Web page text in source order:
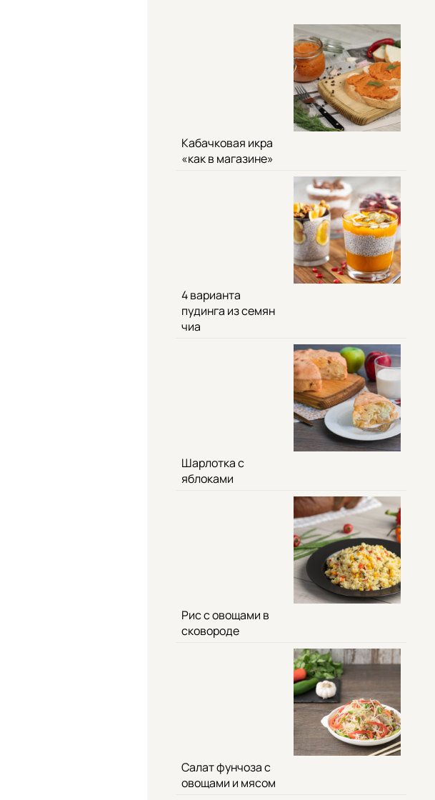
Кабачковая икра
«как в магазине»
4 варианта
пудинга из семян
чиа
Шарлотка с
яблоками
Рис с овощами в
сковороде
Салат фунчоза с
овощами и мясом